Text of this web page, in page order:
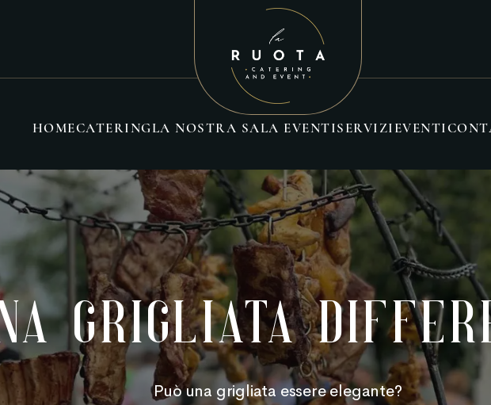
HOMECATERINGLA NOSTRA SALA EVENTISERVIZIEVENTI
Grigliata
Può una grigliata essere elegante?